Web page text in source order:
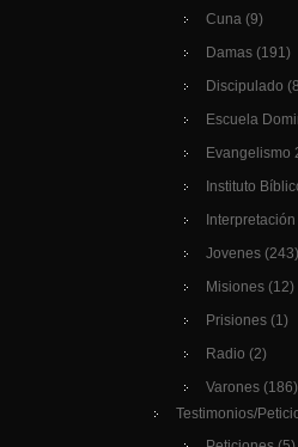
Cuna (9)
Damas (191)
Discipulado
Escuela
Evangelismo
Instituto
Interpretación
Jovenes (243)
Misiones (12)
Prisiones (1)
Radio (2)
Varones (186)
Testimonios/